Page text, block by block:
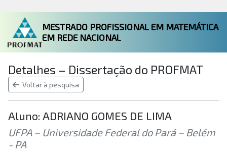
MESTRADO PROFISSIONAL EM MATEMÁTICA
EM REDE NACIONAL
Detalhes – Dissertação do PROFMAT
Voltar à pesquisa
Aluno: ADRIANO GOMES DE LIMA
UFPA – Universidade Federal do Pará – Belém
- PA